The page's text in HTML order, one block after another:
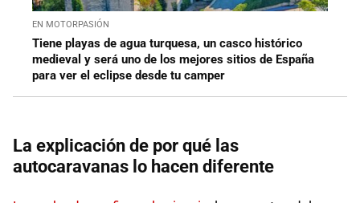
EN MOTORPASIÓN
Tiene playas de agua turquesa, un casco histórico
medieval y será uno de los mejores sitios de España
para ver el eclipse desde tu camper
La explicación de por qué las
autocaravanas lo hacen diferente